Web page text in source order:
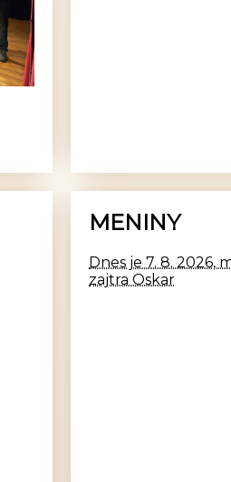
MENINY
Dnes je 7. 8. 2026,
zajtra Oskar